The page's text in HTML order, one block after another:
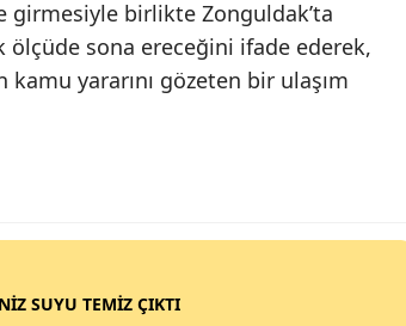
birlikte Zonguldak’ta
ölçüde sona ereceğini ifade ederek,
yararını gözeten bir ulaşım
SUYU TEMİZ ÇIKTI